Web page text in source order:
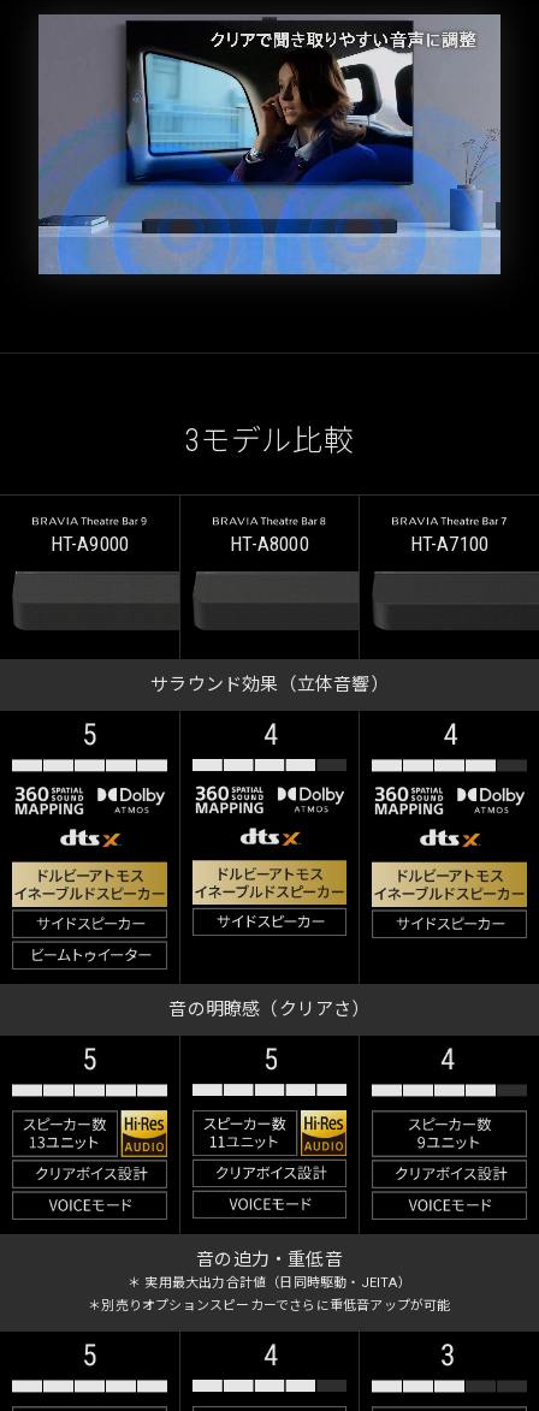
3モデル比較
HT-A9000 HT-A8000 HT-A7100
サラウンド効果（立体音響）
音の明瞭感（クリアさ）
音の迫力・重低音
＊ 実用最大出力合計値（日同時駆動・JEITA）
＊別売りオプションスピーカーでさらに重低音アップが可能